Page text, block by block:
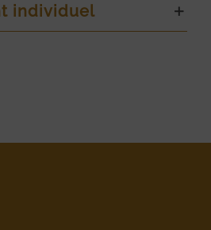
individuel